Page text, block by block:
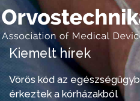
Kiemelt hírek
Vörös kód az
érkeztek a kórházakból